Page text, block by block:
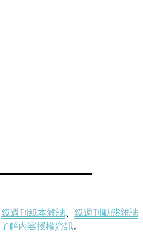
鏡週刊紙本雜誌、 鏡週刊動態雜誌
了解內容授權資訊。